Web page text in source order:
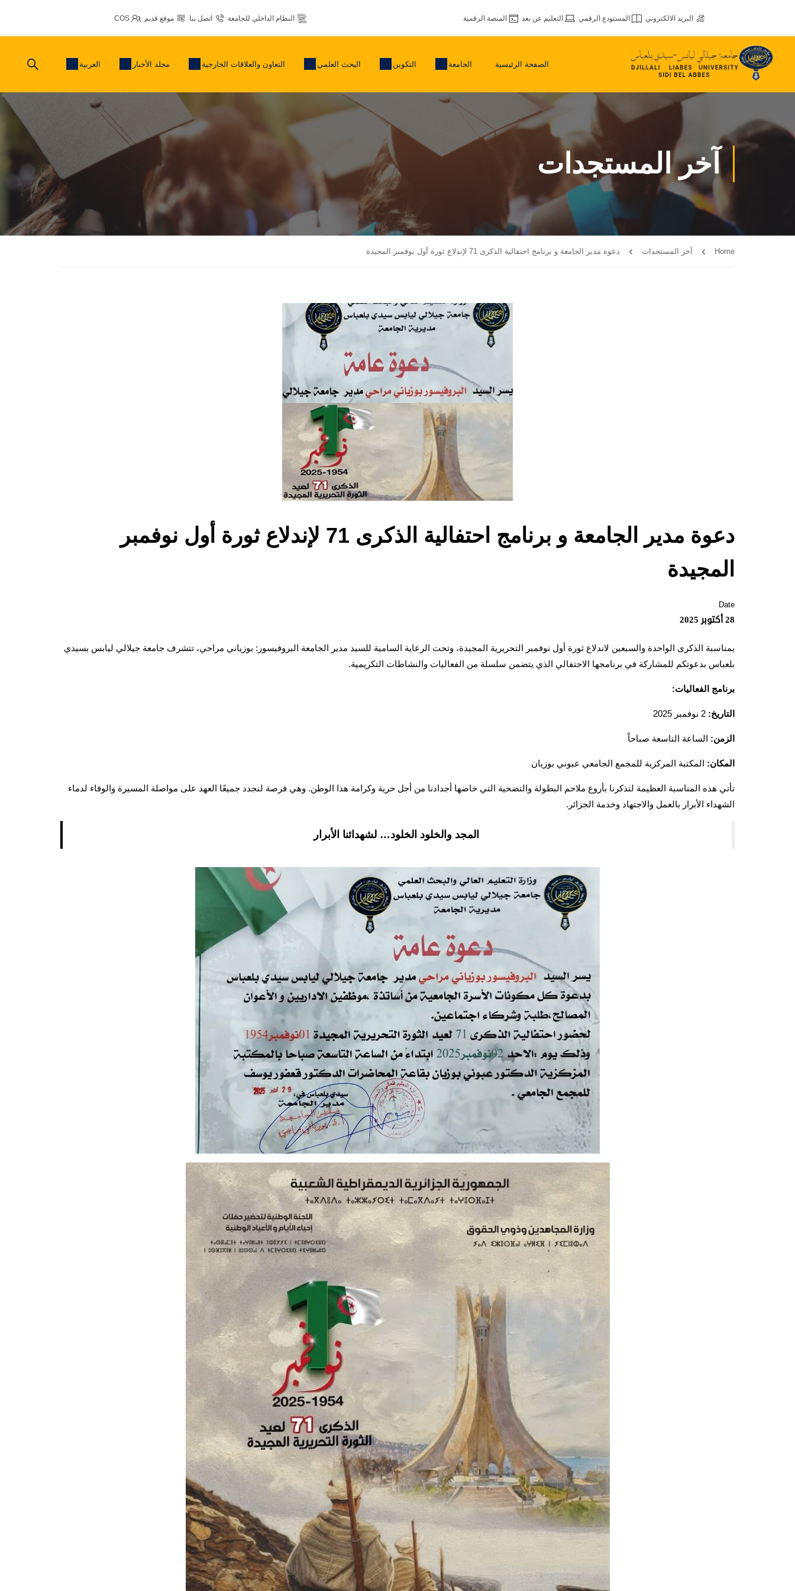
البريد الالكتروني المستودع الرقمي التعليم عن بعد المنصة الرقمية النظام الداخلي للجامعة اتصل بنا موقع قديم COS
الصفحة الرئيسية الجامعة التكوين البحث العلمي التعاون والعلاقات الخارجية مجلد الأخبار العربية
آخر المستجدات
Home آخر المستجدات دعوة مدير الجامعة و برنامج احتفالية الذكرى 71 لإندلاع ثورة أول نوفمبر المجيدة
دعوة مدير الجامعة و برنامج احتفالية الذكرى 71 لإندلاع ثورة أول نوفمبر
المجيدة
Date
28 أكتوبر 2025
بمناسبة الذكرى الواحدة والسبعين لاندلاع ثورة أول نوفمبر التحريرية المجيدة، وتحت الرعاية السامية للسيد مدير الجامعة البروفيسور: بوزياني مراحي، تتشرف جامعة جيلالي ليابس بسيدي
بلعباس بدعوتكم للمشاركة في برنامجها الاحتفالي الذي يتضمن سلسلة من الفعاليات والنشاطات التكريمية.
برنامج الفعاليات:
التاريخ:
الزمن: الساعة التاسعة صباحاً
المكان: المكتبة المركزية للمجمع الجامعي عبوني بوزيان
تأتي هذه المناسبة العظيمة لتذكرنا بأروع ملاحم البطولة والتضحية التي خاضها أجدادنا من أجل حرية وكرامة هذا الوطن. وهي فرصة لنجدد جميعًا العهد على مواصلة المسيرة والوفاء لدماء
الشهداء الأبرار بالعمل والاجتهاد وخدمة الجزائر.
المجد والخلود الخلود… لشهدائنا الأبرار